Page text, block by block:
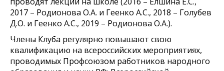
2017 – Родионова О.А. и Геенко А.С., 2018 – Голубев
Д.О. и Геенко А.С., 2019 – Родионова О.А.).
Члены Клуба регулярно повышают свою
квалификацию на всероссийских мероприятиях,
проводимых Профсоюзом работников народного